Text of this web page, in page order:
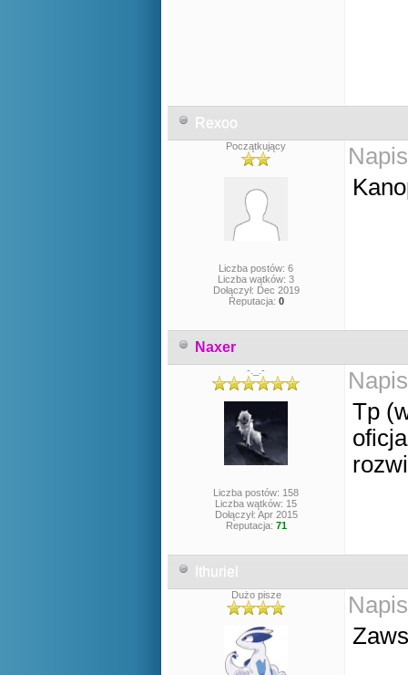
Rexoo
Początkujący
Liczba postów: 6
Liczba wątków: 3
Dołączył: Dec 2019
Reputacja: 0
Naxer
-._.-
Liczba postów: 158
Liczba wątków: 15
Dołączył: Apr 2015
Reputacja: 71
Tp
Ithuriel
Dużo pisze